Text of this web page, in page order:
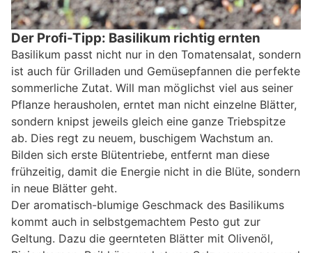
Der Profi-Tipp: Basilikum richtig ernten
Basilikum passt nicht nur in den Tomatensalat, sondern
ist auch für Grilladen und Gemüsepfannen die perfekte
sommerliche Zutat. Will man möglichst viel aus seiner
Pflanze herausholen, erntet man nicht einzelne Blätter,
sondern knipst jeweils gleich eine ganze Triebspitze
ab. Dies regt zu neuem, buschigem Wachstum an.
Bilden sich erste Blütentriebe, entfernt man diese
frühzeitig, damit die Energie nicht in die Blüte, sondern
in neue Blätter geht.
Der aromatisch-blumige Geschmack des Basilikums
kommt auch in selbstgemachtem Pesto gut zur
Geltung. Dazu die geernteten Blätter mit Olivenöl,